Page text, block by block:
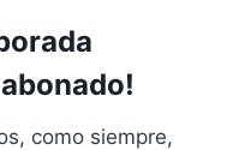
como siempre,